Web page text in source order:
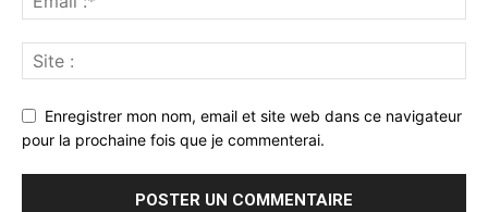
Enregistrer mon nom, email et site web dans ce navigateur
pour la prochaine fois que je commenterai.